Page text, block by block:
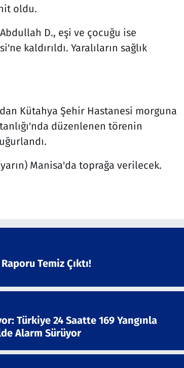
oldu.
D., eşi ve çocuğu ise
kaldırıldı. Yaralıların sağlık
Kütahya Şehir Hastanesi morguna
düzenlenen törenin
Manisa'da toprağa verilecek.
Temiz Çıktı!
Türkiye 24 Saatte 169 Yangınla
Alarm Sürüyor